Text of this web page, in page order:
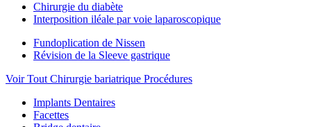
Chirurgie du diabète
Interposition iléale par voie laparoscopique
Fundoplication de Nissen
Révision de la Sleeve gastrique
Voir Tout Chirurgie bariatrique Procédures
Implants Dentaires
Facettes